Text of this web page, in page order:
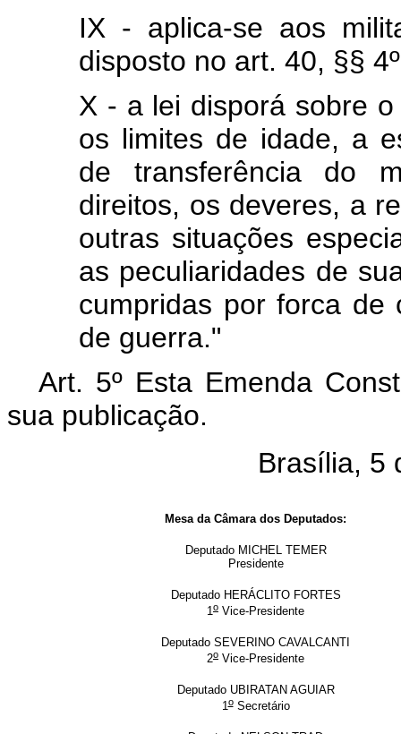
IX - aplica-se aos
disposto no art. 40, §§
X - a lei disporá sobre
os limites de idade, a
de transferência do
direitos, os deveres, a
outras situações
as peculiaridades de
cumpridas por forca de
de guerra."
Art. 5º Esta Emenda
sua publicação.
Brasília, 5
Mesa da Câmara dos Deputados:
Deputado MICHEL TEMER
Presidente
Deputado HERÁCLITO FORTES
1o Vice-Presidente
Deputado SEVERINO CAVALCANTI
2o Vice-Presidente
Deputado UBIRATAN AGUIAR
1oSecretário